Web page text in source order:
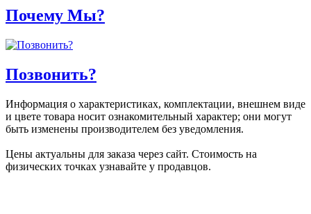
Почему Мы?
Позвонить?
Информация о характеристиках, комплектации, внешнем виде
и цвете товара носит ознакомительный характер; они могут
быть изменены производителем без уведомления.
Цены актуальны для заказа через сайт. Стоимость на
физических точках узнавайте у продавцов.